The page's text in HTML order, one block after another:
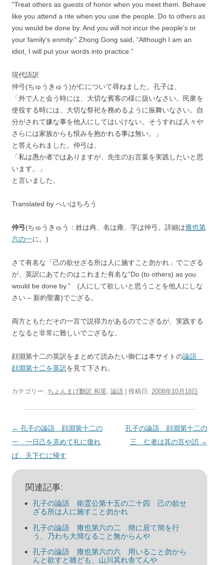
“Treat others as guests of honor when you meet them. Behave
like you attend a rite when you use the people. Do to others as
you would be done by. And you will not incur the people’s or
your family’s enmity.” Zhong Gong said, “Although I am an
idiot, I will put your words into practice.”
現代語訳
仲弓(ちゅうきゅう)が仁について尋ねました。孔子は、
「外で人と会う時には、大切な賓客の様に扱いなさい。民衆を
使役する時には、大切な祭祀を務めるように振舞いなさい。自
分がされて嫌な事を他人にしてはいけない。そうすれば人々や
さらには家族からも恨みを抱かれる事は無い。」
と答えられました。仲弓は、
「私は愚か者ではありますが、先生のお言葉を実践したいと思
います。」
と言いました。
Translated by へいはちろう
仲弓(ちゅうきゅう：姓は冉、名は雍、字は仲弓。詳細は雍也第
六の一に。)
さて有名な「己の欲せざる所は人に施すこと勿かれ」でござる
が、英訳にあてたのはこれまた有名な”Do (to others) as you
would be done by.” (人にして欲しいと思うことを他人にしな
さい – 新約聖書)でござる。
両方ともただその一言で説得力があるのでござるが、実践する
となると非常に難しいでござるな。
顔淵第十二の英訳をまとめて読みたい御仁は本サイトの論語
顔淵第十二を英訳を見て下され。
カテゴリー: ちょんまげ翻訳 和英, 論語 | 投稿日: 2008年10月18日
投
稿
ナ
ビ
← 孔子の論語 顔淵第十二の
一 一日己を克めて礼に復れ
ば、天下仁に帰す
孔子の論語 顔淵第十二の
三 仁者は其の言や訒 →
関連記事:
孔子の論語 衛霊公第十五の二十四 己の欲せ
ざる所は人に施すこと勿かれ
孔子の論語 雍也第六の二 簡に居て簡を行
う、乃わち大簡なること無からんや
孔子の論語 雍也第六の六 用いること勿から
んと欲すと雖ども、山川其れ舎てんや